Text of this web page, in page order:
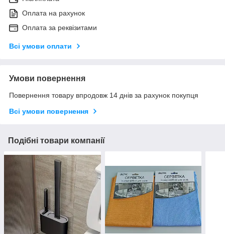
Оплата на рахунок
Оплата за реквізитами
Всі умови оплати
Умови повернення
Повернення товару впродовж 14 днів за рахунок покупця
Всі умови повернення
Подібні товари компанії